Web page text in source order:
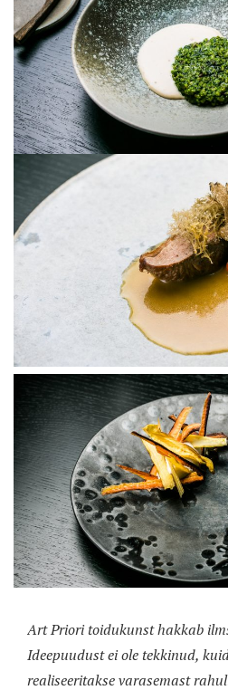
Art Priori toidukunst hakkab
Ideepuudust ei ole tekkinud,
realiseeritakse varasemast